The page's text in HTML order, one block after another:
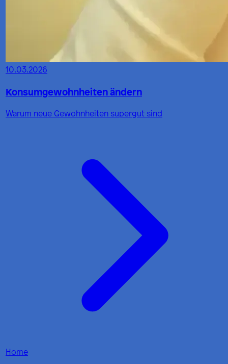
10.03.2026
Konsumgewohnheiten ändern
Warum neue Gewohnheiten supergut sind
Home